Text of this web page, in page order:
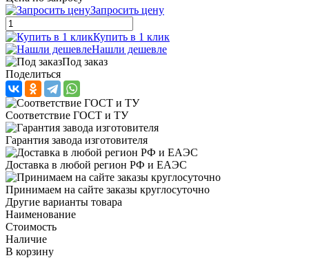
Запросить цену
Купить в 1 клик
Нашли дешевле
Под заказ
Поделиться
Соответствие ГОСТ и ТУ
Гарантия завода изготовителя
Доставка в любой регион РФ и ЕАЭС
Принимаем на сайте заказы круглосуточно
Другие варианты товара
Наименование
Стоимость
Наличие
В корзину